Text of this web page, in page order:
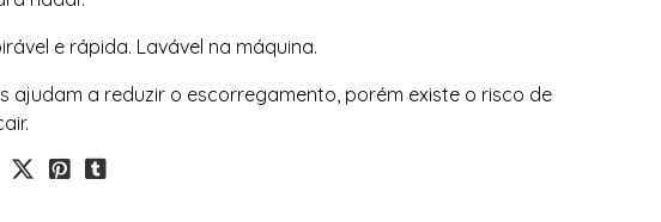
e rápida. Lavável na máquina.
ajudam a reduzir o escorregamento, porém existe o risco de